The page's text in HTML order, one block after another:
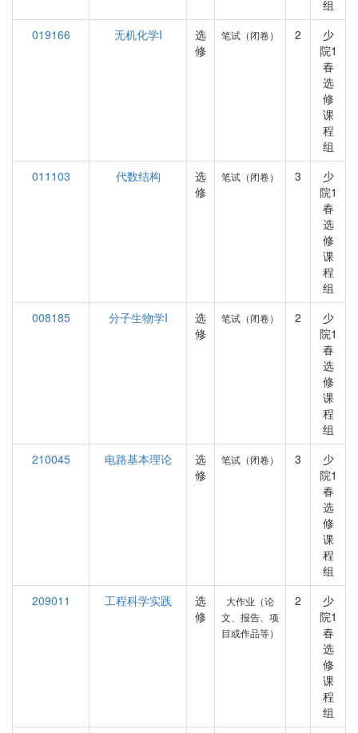
组
019166
无机化学I
选
修
笔试（闭卷） 2
少
院1
春
选
修
课
程
组
011103
代数结构
选
修
笔试（闭卷） 3
少
院1
春
选
修
课
程
组
008185
分子生物学I
选
修
笔试（闭卷） 2
少
院1
春
选
修
课
程
组
210045
电路基本理论
选
修
笔试（闭卷） 3
少
院1
春
选
修
课
程
组
209011
工程科学实践
选
修
大作业（论
文、报告、项
目或作品等）
2
少
院1
春
选
修
课
程
组